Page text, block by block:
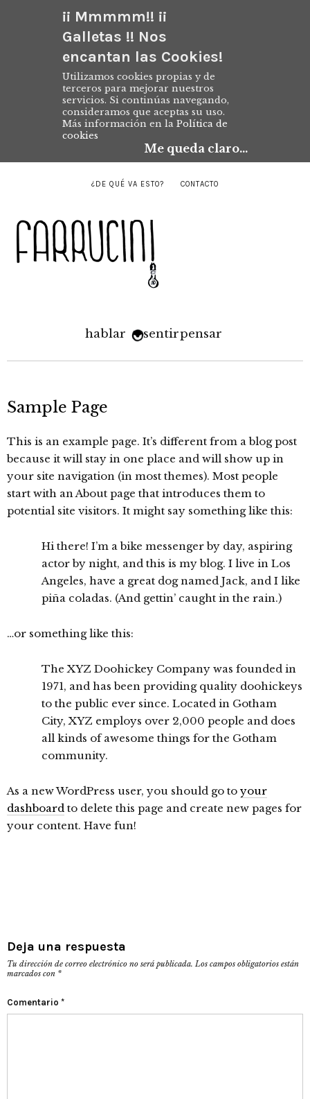
¡¡ Mmmmm!! ¡¡
Galletas !! Nos
encantan las Cookies!
Utilizamos cookies propias y de
terceros para mejorar nuestros
servicios. Si continúas navegando,
consideramos que aceptas su uso.
Más información en la Política de
cookies
Me queda claro...
¿DE QUÉ VA ESTO? CONTACTO
hablar sentirpensar
Sample Page
This is an example page. It’s different from a blog post
because it will stay in one place and will show up in
your site navigation (in most themes). Most people
start with an About page that introduces them to
potential site visitors. It might say something like this:
Hi there! I’m a bike messenger by day, aspiring
actor by night, and this is my blog. I live in Los
Angeles, have a great dog named Jack, and I like
piña coladas. (And gettin’ caught in the rain.)
…or something like this:
The XYZ Doohickey Company was founded in
1971, and has been providing quality doohickeys
to the public ever since. Located in Gotham
City, XYZ employs over 2,000 people and does
all kinds of awesome things for the Gotham
community.
As a new WordPress user, you should go to your
dashboard to delete this page and create new pages for
your content. Have fun!
Deja una respuesta
Tu dirección de correo electrónico no será publicada. Los campos obligatorios están
marcados con *
Comentario *